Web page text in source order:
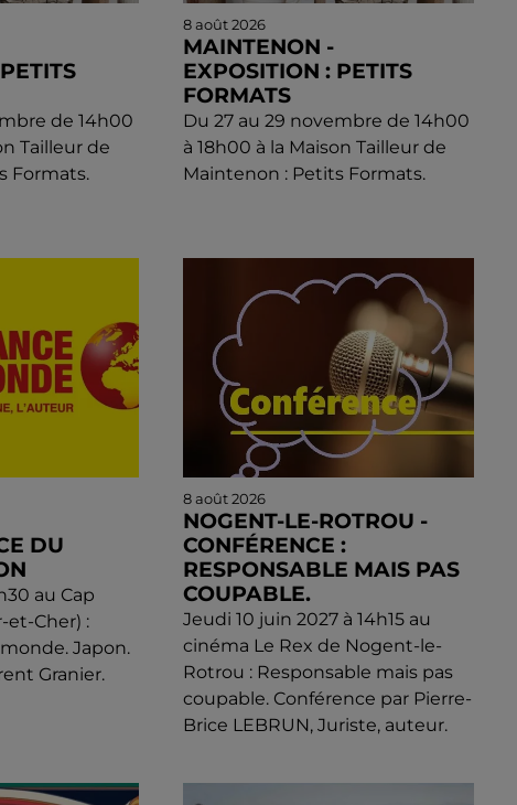
de 14h00
Tailleur de
Formats.
8 août 2026
MAINTENON -
EXPOSITION : PETITS
FORMATS
Du 27 au 29 novembre de 14h00
à 18h00 à la Maison Tailleur de
Maintenon : Petits Formats.
DU
au Cap
et-Cher) :
Japon.
Granier.
8 août 2026
NOGENT-LE-ROTROU -
CONFÉRENCE :
RESPONSABLE MAIS PAS
COUPABLE.
Jeudi 10 juin 2027 à 14h15 au
cinéma Le Rex de Nogent-le-
Rotrou : Responsable mais pas
coupable. Conférence par Pierre-
Brice LEBRUN, Juriste, auteur.